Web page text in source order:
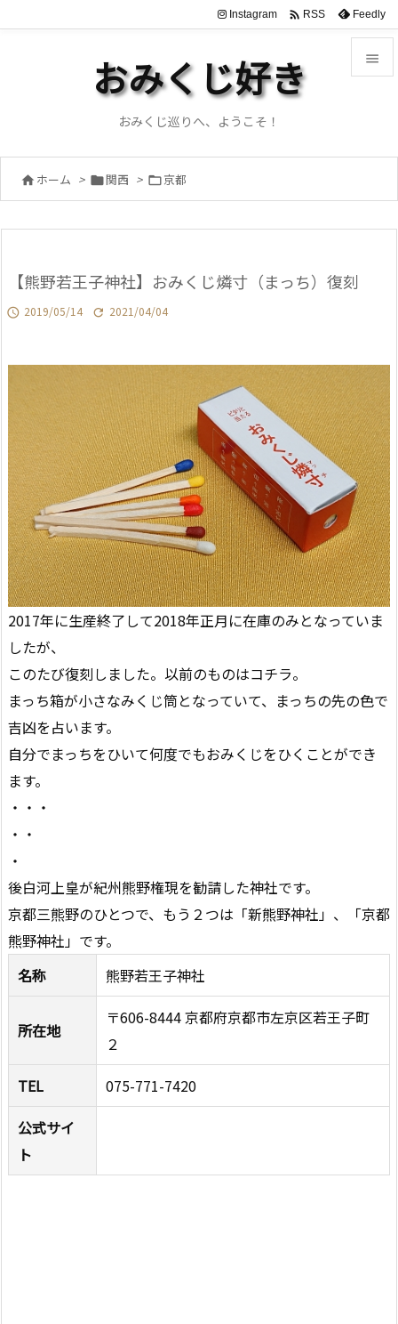

サイド
Instagram  RSS Feedly
おみくじ好き
おみくじ巡りへ、ようこそ！
 ホーム > 関西 > 京都
【熊野若王子神社】おみくじ燐寸（まっち）復刻
 2019/05/14  2021/04/04
2017年に生産終了して2018年正月に在庫のみとなっていま
したが、
このたび復刻しました。以前のものはコチラ。
まっち箱が小さなみくじ筒となっていて、まっちの先の色で
吉凶を占います。
自分でまっちをひいて何度でもおみくじをひくことができ
ます。
・・・
・・
・
後白河上皇が紀州熊野権現を勧請した神社です。
京都三熊野のひとつで、もう２つは「新熊野神社」、「京都
熊野神社」です。
名称
熊野若王子神社
所在地
〒606-8444 京都府京都市左京区若王子町
２
TEL
075-771-7420
公式サイ
ト